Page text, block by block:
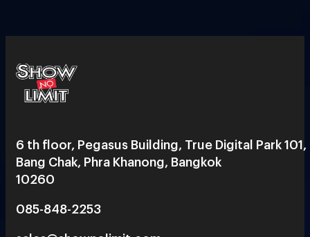
6 th floor, Pegasus Building, True Digital Park 101,
Bang Chak, Phra Khanong, Bangkok
10260
085-848-2253